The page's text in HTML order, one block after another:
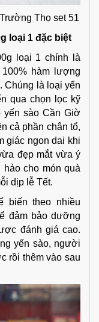
Thọ set 51
loại 1 đặc biệt
loại 1 chính là
hàm lượng
Chúng là loại yến
qua chọn lọc kỹ
sào Cần Giờ
cả phần chân tổ,
giác ngon dai khi
đẹp mắt vừa ý
cho món quà
dịp lễ Tết.
biến theo nhiều
đảm bảo dưỡng
đánh giá cao.
yến sào, người
rồi thêm vào sau